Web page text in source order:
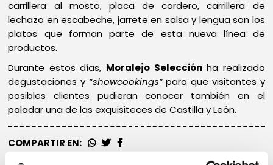
carrillera al mosto, placa de cordero, carrillera de
lechazo en escabeche, jarrete en salsa y lengua son los
platos que forman parte de esta nueva línea de
productos.
Durante estos días, Moralejo Selecciónha realizado
degustaciones y “showcookings”para que visitantes y
posibles clientes pudieran conocer también en el
paladar una de las exquisiteces de Castilla y León.
COMPARTIR EN: